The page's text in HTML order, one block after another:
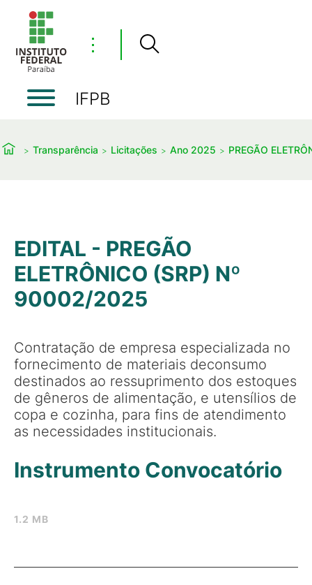
⋮
IFPB
Transparência Licitações Ano 2025 PREGÃO
EDITAL - PREGÃO
ELETRÔNICO (SRP) Nº
90002/2025
Contratação de empresa especializada no
fornecimento de materiais deconsumo
destinados ao ressuprimento dos estoques
de gêneros de alimentação, e utensílios de
copa e cozinha, para fins de atendimento
as necessidades institucionais.
1.2 MB
Instrumento Convocatório